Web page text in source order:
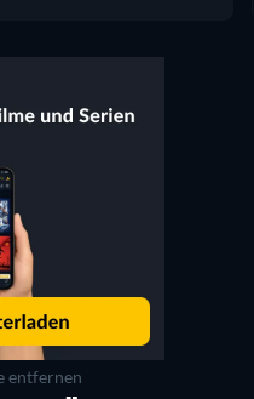
entfernen